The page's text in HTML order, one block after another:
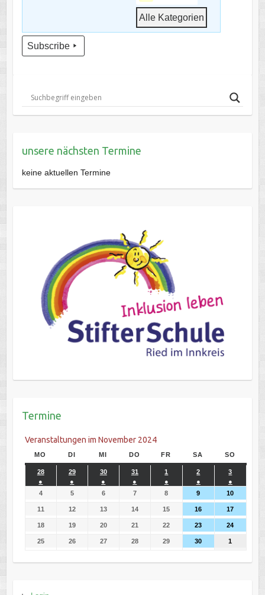
Alle Kategorien
Subscribe
unsere nächsten Termine
keine aktuellen Termine
Termine
Veranstaltungen im November 2024
MO DI MI DO FR SA SO
28
●
29
●
30
●
31
●
1
●
2
●
3
●
4
5 6 7 8 9 10
11 12 13 14 15 16 17
18 19 20 21 22 23 24
25 26 27 28 29 30 1